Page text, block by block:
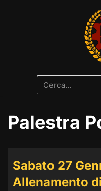
Palestra
Sabato 27
Allenamento